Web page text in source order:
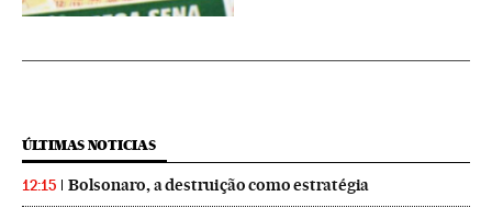
ÚLTIMAS NOTICIAS
12:15 Bolsonaro, a destruição como estratégia